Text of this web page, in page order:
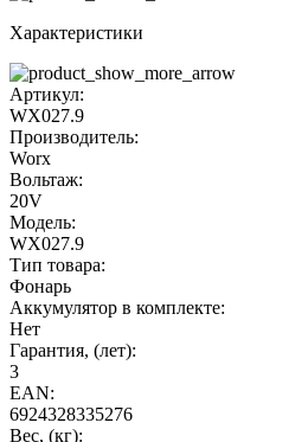
Характеристики
Артикул:
WX027.9
Производитель:
Worx
Вольтаж:
20V
Модель:
WX027.9
Тип товара:
Фонарь
Аккумулятор в комплекте:
Нет
Гарантия, (лет):
3
EAN:
6924328335276
Вес, (кг):